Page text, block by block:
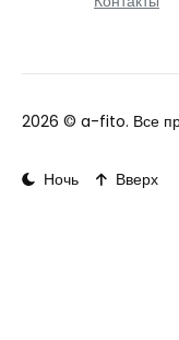
2026 © a-fito. Все
Ночь Вверх